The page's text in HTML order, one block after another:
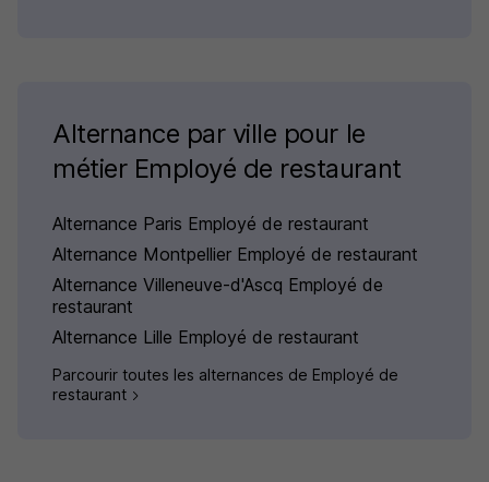
Alternance par ville pour le
métier Employé de restaurant
Alternance Paris Employé de restaurant
Alternance Montpellier Employé de restaurant
Alternance Villeneuve-d'Ascq Employé de
restaurant
Alternance Lille Employé de restaurant
Parcourir toutes les alternances de Employé de
restaurant